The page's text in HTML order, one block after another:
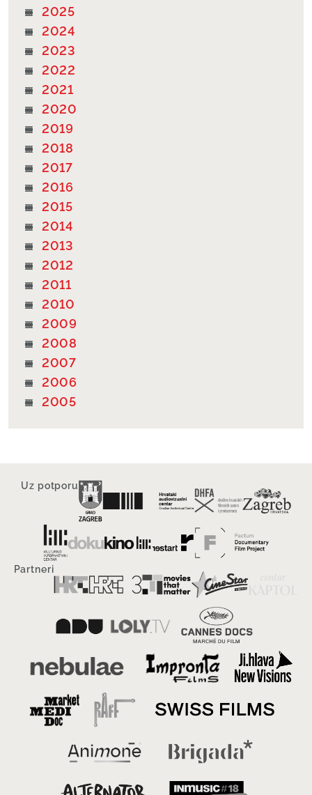
2025
2024
2023
2022
2021
2020
2019
2018
2017
2016
2015
2014
2013
2012
2011
2010
2009
2008
2007
2006
2005
Uz potporu
Partneri